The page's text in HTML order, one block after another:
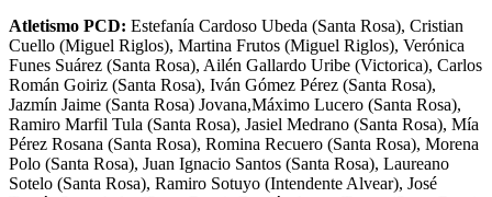
Atletismo PCD: Estefanía Cardoso Ubeda (Santa Rosa), Cristian
Cuello (Miguel Riglos), Martina Frutos (Miguel Riglos), Verónica
Funes Suárez (Santa Rosa), Ailén Gallardo Uribe (Victorica), Carlos
Román Goiriz (Santa Rosa), Iván Gómez Pérez (Santa Rosa),
Jazmín Jaime (Santa Rosa) Jovana,Máximo Lucero (Santa Rosa),
Ramiro Marfil Tula (Santa Rosa), Jasiel Medrano (Santa Rosa), Mía
Pérez Rosana (Santa Rosa), Romina Recuero (Santa Rosa), Morena
Polo (Santa Rosa), Juan Ignacio Santos (Santa Rosa), Laureano
Sotelo (Santa Rosa), Ramiro Sotuyo (Intendente Alvear), José